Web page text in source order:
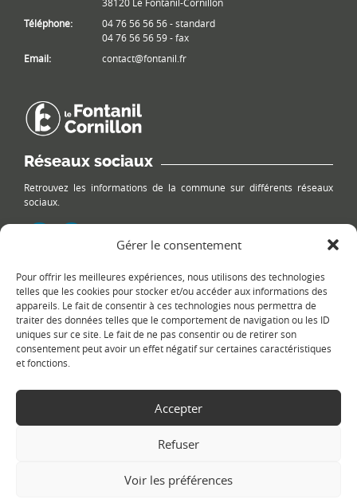
Gérer le consentement
Pour offrir les meilleures expériences, nous utilisons des technologies
telles que les cookies pour stocker et/ou accéder aux informations des
appareils. Le fait de consentir à ces technologies nous permettra de
traiter des données telles que le comportement de navigation ou les ID
uniques sur ce site. Le fait de ne pas consentir ou de retirer son
consentement peut avoir un effet négatif sur certaines caractéristiques
et fonctions.
Accepter
Refuser
Voir les préférences
38120 Le Fontanil-Cornillon
Téléphone:
04 76 56 56 56 - standard
04 76 56 56 59 - fax
Email:
contact@fontanil.fr
Réseaux sociaux
Retrouvez les informations de la commune sur différents réseaux
sociaux.
Le plan du site
Copyright ⒸLe Fontanil-Cornillon-Mentions légales-Politique de
- Réalisation :Sukellos - Agence web WordPress -